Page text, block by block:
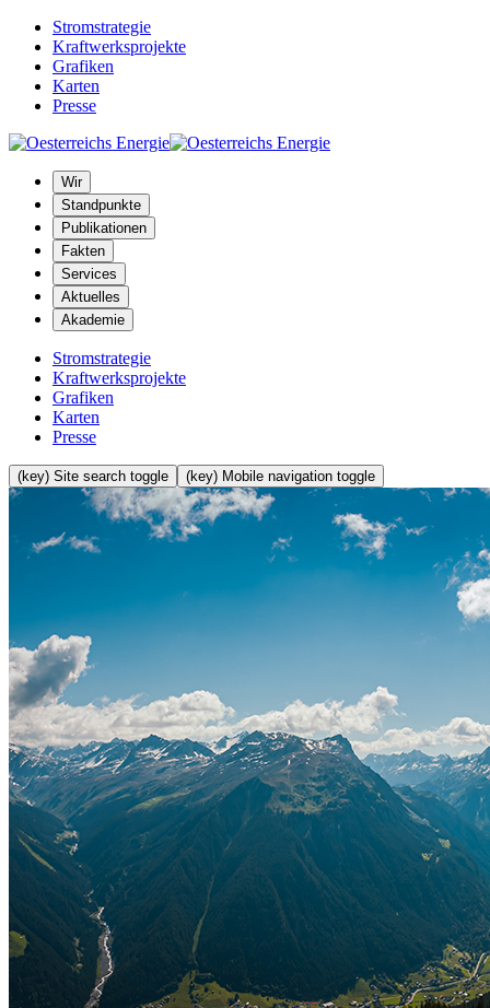
Stromstrategie
Kraftwerksprojekte
Grafiken
Karten
Presse
Wir
Standpunkte
Publikationen
Fakten
Services
Aktuelles
Akademie
Stromstrategie
Kraftwerksprojekte
Grafiken
Karten
Presse
(key) Site search toggle (key) Mobile navigation toggle